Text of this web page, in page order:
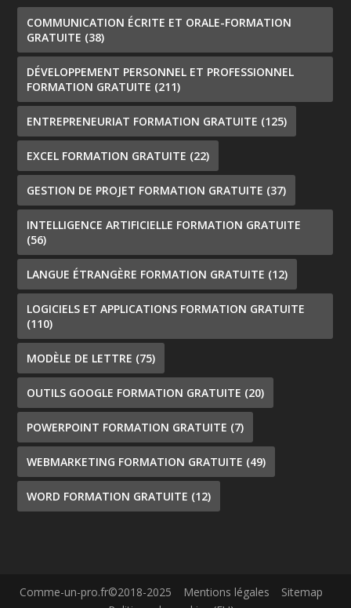
COMMUNICATION ÉCRITE ET ORALE-FORMATION
GRATUITE (38)
DÉVELOPPEMENT PERSONNEL ET PROFESSIONNEL
FORMATION GRATUITE (211)
ENTREPRENEURIAT FORMATION GRATUITE (125)
EXCEL FORMATION GRATUITE (22)
GESTION DE PROJET FORMATION GRATUITE (37)
INTELLIGENCE ARTIFICIELLE FORMATION GRATUITE
(56)
LANGUE ÉTRANGÈRE FORMATION GRATUITE (12)
LOGICIELS ET APPLICATIONS FORMATION GRATUITE
(110)
MODÈLE DE LETTRE (75)
OUTILS GOOGLE FORMATION GRATUITE (20)
POWERPOINT FORMATION GRATUITE (7)
WEBMARKETING FORMATION GRATUITE (49)
WORD FORMATION GRATUITE (12)
Comme-un-pro.fr©2018-2025 Mentions légales
Sitemap